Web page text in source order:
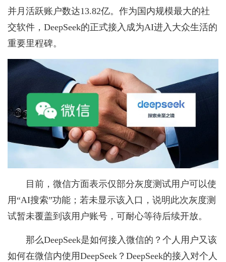
并月活跃账户数达13.82亿。作为国内规模最大的社
交软件，DeepSeek的正式接入成为AI进入大众生活的
重要里程碑。
目前，微信方面表示仅部分灰度测试用户可以使
用“AI搜索”功能；若未显示该入口，说明此次灰度测
试暂未覆盖到该用户账号，可耐心等待后续开放。
那么DeepSeek是如何接入微信的？个人用户又该
如何在微信内使用DeepSeek？DeepSeek的接入对个人